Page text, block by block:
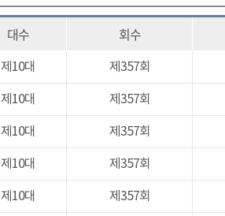
대수 회수
제10대 제357회
제10대 제357회
제10대 제357회
제10대 제357회
제10대 제357회